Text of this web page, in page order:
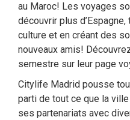
au Maroc! Les voyages
découvrir plus
culture et en créant des
nouveaux amis!
semestre sur leur page
Citylife Madrid pousse
parti de tout ce que la
ses partenariats avec